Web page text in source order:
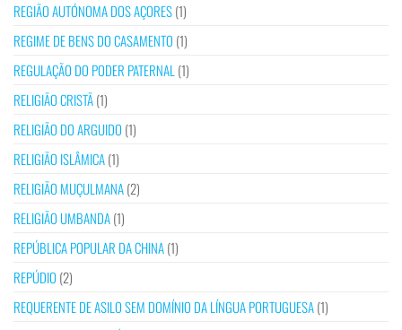
REGIÃO AUTÓNOMA DOS AÇORES(1)
REGIME DE BENS DO CASAMENTO (1)
REGULAÇÃO DO PODER PATERNAL (1)
RELIGIÃO CRISTÃ(1)
RELIGIÃO DO ARGUIDO (1)
RELIGIÃO ISLÂMICA(1)
RELIGIÃO MUÇULMANA(2)
RELIGIÃO UMBANDA(1)
REPÚBLICA POPULAR DA CHINA(1)
REPÚDIO (2)
REQUERENTE DE ASILO SEM DOMÍNIO DA LÍNGUA PORTUGUESA(1)